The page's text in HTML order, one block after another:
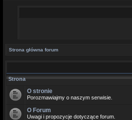
Strona główna forum
Strona
O stronie
Porozmawiajmy o naszym serwisie.
O Forum
Uwagi i propozycje dotyczące forum.